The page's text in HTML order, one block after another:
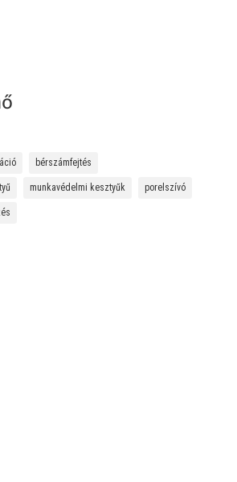
bérszámfejtés
munkavédelmi kesztyűk porelszívó